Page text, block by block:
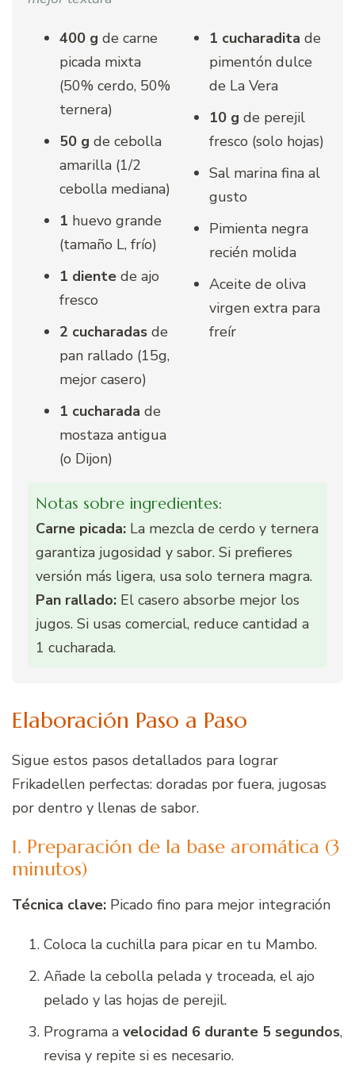
400 g de carne
picada mixta
(50% cerdo, 50%
ternera)
50 g de cebolla
amarilla (1/2
cebolla mediana)
1 huevo grande
(tamaño L, frío)
1 diente de ajo
fresco
2 cucharadas de
pan rallado (15g,
mejor casero)
1 cucharada de
mostaza antigua
(o Dijon)
1 cucharadita de
pimentón dulce
de La Vera
10 g de perejil
fresco (solo hojas)
Sal marina fina al
gusto
Pimienta negra
recién molida
Aceite de oliva
virgen extra para
freír
Notas sobre ingredientes:
Carne picada: La mezcla de cerdo y ternera
garantiza jugosidad y sabor. Si prefieres
versión más ligera, usa solo ternera magra.
Pan rallado: El casero absorbe mejor los
jugos. Si usas comercial, reduce cantidad a
1 cucharada.
Elaboración Paso a Paso
Sigue estos pasos detallados para lograr
Frikadellen perfectas: doradas por fuera, jugosas
por dentro y llenas de sabor.
1. Preparación de la base aromática (3
minutos)
Técnica clave: Picado fino para mejor integración
Coloca la cuchilla para picar en tu Mambo.
Añade la cebolla pelada y troceada, el ajo
pelado y las hojas de perejil.
Programa a velocidad 6 durante 5 segundos,
revisa y repite si es necesario.